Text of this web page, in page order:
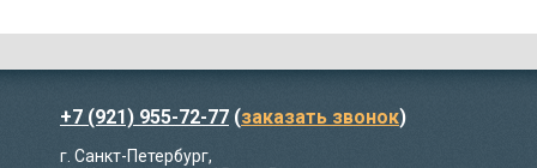
+7 (921) 955-72-77 (заказать звонок)
г. Санкт-Петербург,